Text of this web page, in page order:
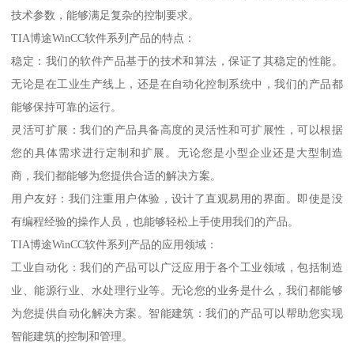
技术参数，能够满足复杂的控制要求。
TIA博途WinCC软件系列产品的特点：
稳定：我们的软件产品基于的技术和算法，保证了其稳定的性能。
无论是在工业生产线上，还是在自动化控制系统中，我们的产品都
能够保持可靠的运行。
灵活可扩展：我们的产品具备高度的灵活性和可扩展性，可以根据
您的具体需求进行定制和扩展。无论您是小型企业还是大型制造
商，我们都能够为您提供合适的解决方案。
用户友好：我们注重用户体验，设计了直观易用的界面。即使是没
有编程经验的操作人员，也能够轻松上手使用我们的产品。
TIA博途WinCC软件系列产品的应用领域：
工业自动化：我们的产品可以广泛应用于各个工业领域，包括制造
业、能源行业、水处理行业等。无论您的业务是什么，我们都能够
为您提供自动化解决方案。智能建筑：我们的产品可以帮助您实现
智能建筑的控制和管理。